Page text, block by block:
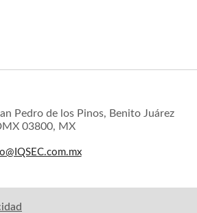
Pedro de los Pinos, Benito Juárez
03800, MX